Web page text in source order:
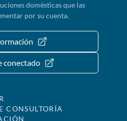
domésticas que las
por su cuenta.
conectado
CONSULTORÍA